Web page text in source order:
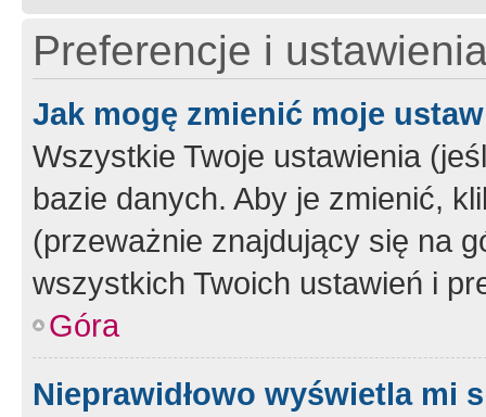
Preferencje i
Jak mogę zmienić moje
Wszystkie Twoje ustawienia
bazie danych. Aby je zmienić,
(przeważnie znajdujący się na
wszystkich Twoich ustawień i
Góra
Nieprawidłowo wyświetla mi